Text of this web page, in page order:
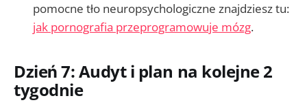
pomocne tło neuropsychologiczne znajdziesz tu:
jak pornografia przeprogramowuje mózg.
Dzień 7: Audyt i plan na kolejne 2
tygodnie